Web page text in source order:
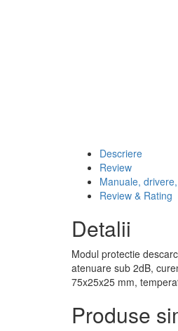
Descriere
Review
Manuale,
Review & Rating
Detalii
Modul protectie
atenuare sub 2dB,
75x25x25 mm,
Produse